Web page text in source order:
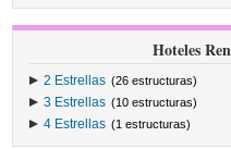
Hoteles
2 Estrellas (26 estructuras)
3 Estrellas (10 estructuras)
4 Estrellas (1 estructuras)